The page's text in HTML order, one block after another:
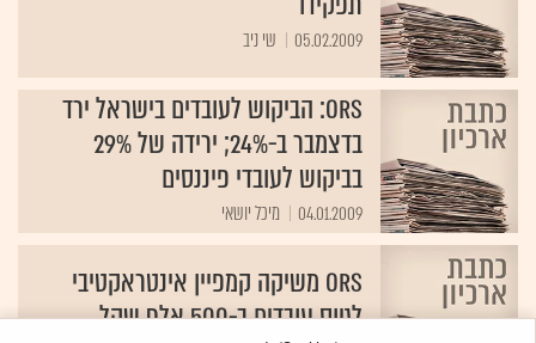
05.02.2009 שי ניב
ORS: הביקוש לעובדים בישראל ירד
בדצמבר ב-24%; ירידה של 29%
בביקוש לעובדי פיננסים
04.01.2009 מיכל יושאי
ORS משיקה קמפיין אינטראקטיבי
לגיוס עובדים ב-500 אלף שקל